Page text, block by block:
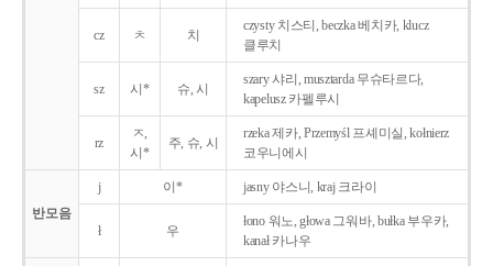
cz ㅊ 치
czysty 치스티, beczka 베치카, klucz
클루치
sz 시* 슈, 시
szary 샤리, musztarda 무슈타르다,
kapelusz 카펠루시
rz
ㅈ,
시*
주, 슈, 시
rzeka 제카, Przemyśl 프셰미실, kołnierz
코우니에시
반모음
j 이* jasny 야스니, kraj 크라이
ł 우
łono 워노, głowa 그워바, bułka 부우카,
kanał 카나우